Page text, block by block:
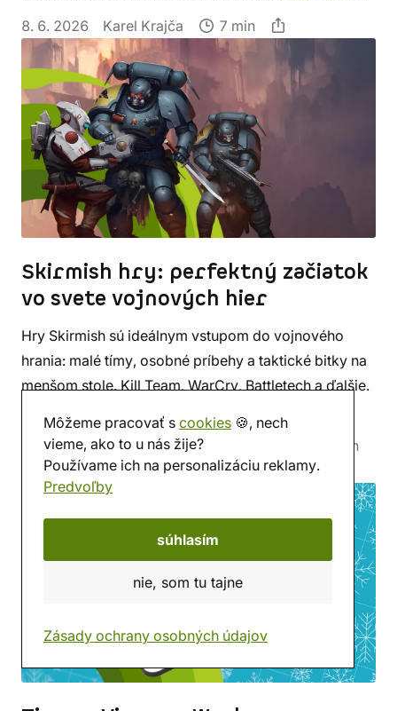
8. 6. 2026
Karel Krajča 7 min
Skirmish hry: perfektný začiatok
vo svete vojnových hier
Hry Skirmish sú ideálnym vstupom do vojnového
hrania: malé tímy, osobné príbehy a taktické bitky na
menšom stole. Kill Team, WarCry, Battletech a ďalšie.
Publicistika 22. 12. 2025 5 min
Môžeme pracovať s cookies 🍪, nech
vieme, ako to u nás žije?
Používame ich na personalizáciu reklamy.
Predvoľby
súhlasím
nie, som tu tajne
Zásady ochrany osobných údajov